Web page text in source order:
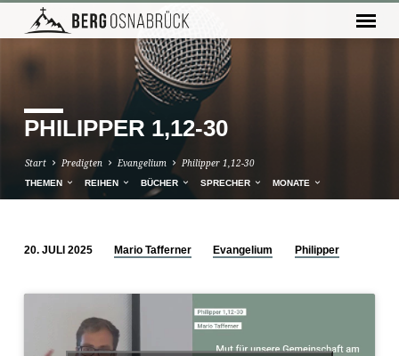
PHILIPPER 1,12-30
Start Predigten Evangelium Philipper 1,12-30
THEMEN REIHEN BÜCHER SPRECHER MONATE
1,12-
20. JULI 2025 Mario Tafferner Evangelium Philipper